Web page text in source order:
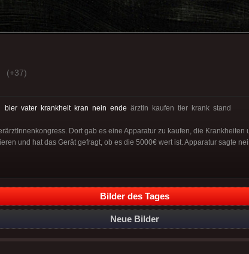
(+37)
bier vater krankheit kran nein ende ärztin kaufen tier krank stand
Dort gab es eine Apparatur zu kaufen, die
und hat das Gerät gefragt, ob es die 5000€ wert ist. Apparatur sagte
Bilder des Tages
Neue Bilder